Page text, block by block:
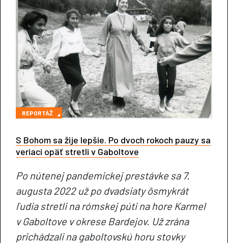
REPORTÁŽ
S Bohom sa žije lepšie. Po dvoch rokoch pauzy sa
veriaci opäť stretli v Gaboltove
Po nútenej pandemickej prestávke sa 7.
augusta 2022 už po dvadsiaty ôsmykrát
ľudia stretli na rómskej púti na hore Karmel
v Gaboltove v okrese Bardejov. Už zrána
prichádzali na gaboltovskú horu stovky